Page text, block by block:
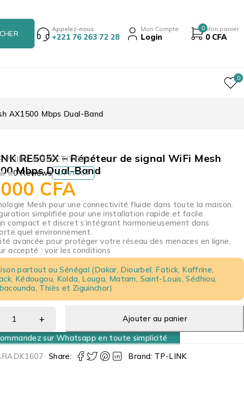
Appelez-nous
+221 76 263 72 28
Mon Compte
Login
0 Mon panier
0 CFA
0
AX1500 Mbps Dual-Band
POINT & REPETITEUR
RE505X – Répéteur de signal WiFi Mesh
Mbps Dual-Band
0 Reviews EN STOCK
CFA
Mesh pour une connectivité fluide dans toute la maison.
simplifiée pour une installation rapide et facile.
compact et discret s’intégrant harmonieusement dans
quel environnement.
avancée pour protéger votre réseau des menaces en ligne.
accepté : voir les conditions
partout au Sénégal (Dakar, Diourbel, Fatick, Kaffrine,
Kédougou, Kolda, Louga, Matam, Saint-Louis, Sédhiou,
Thiès et Ziguinchor)
Ajouter au panier
sur Whatsapp en toute simplicité
Share: Brand: TP-LINK